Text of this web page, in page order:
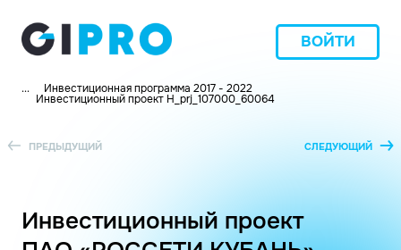
ВОЙТИ
... Инвестиционная программа 2017 - 2022
Инвестиционный проект H_prj_107000_60064
ПРЕДЫДУЩИЙ СЛЕДУЮЩИЙ
Инвестиционный проект